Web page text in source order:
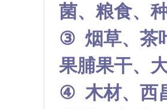
菌、粮食、
③ 烟草、茶
果脯果干、
④ 木材、 西